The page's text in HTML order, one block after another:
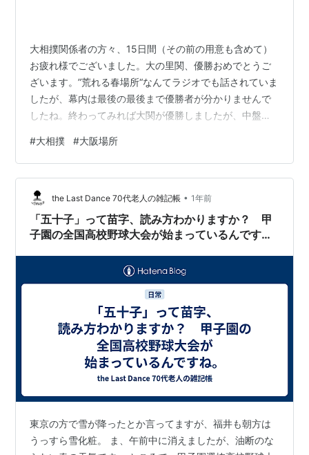
大相撲関係者の方々、15日間（その前の用意も含めて）
お疲れ様でございました。大の里関、優勝おめでとうご
ざいます。”荒れる春場所“なんてラジオでも話されていま
したが、幕内は最後の最後まで優勝者が分かりませんで
したね。終わってみれば大関が優勝しましたが、中盤戦
の仕事の時はいつも、NHKラジオで16：00から始まる幕
内の取り組みを聞いていますが、今回は国会中継がよく
邪魔してきた(日本国民としてはちゃんと聞かないといけ
ないのだけれど)ので、別のラジオ番組を聞き、退勤時に
大相撲中継にもどっているNHKラジオで、最後の取り組
みだけを何回か聞いた感じでした…
#大相撲 #大阪場所
the Last Dance 70代老人の雑記帳 • 1年前
「五十子」って苗字、読み方わかりますか？ 甲
子園の全国高校野球大会が始まっているんです
東京の方で雪が降ったとか言ってますが、福井も朝方は
うっすら雪化粧。 ま、午前中に消えましたが、油断のな